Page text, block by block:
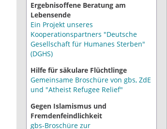
Ergebnisoffene Beratung am
Lebensende
Ein Projekt unseres
Kooperationspartners "Deutsche
Gesellschaft für Humanes Sterben"
(DGHS)
Hilfe für säkulare Flüchtlinge
Gemeinsame Broschüre von gbs, ZdE
und "Atheist Refugee Relief"
Gegen Islamismus und
Fremdenfeindlichkeit
gbs-Broschüre zur